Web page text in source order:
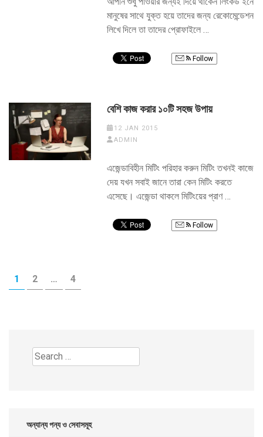
মানুষের সাথে যুক্ত হয়ে তাদের জন্য রেকোমেন্ডেশন
লিখে দিলে তা তাদের প্রোফাইলে …
Follow
বেশি কাজ করার ১০টি সহজ উপায়
12 JAN 2015
ADMIN
এজেন্ডাবিহীন মিটিং পরিহার করুন মিটিং তখনই কাজে
দেয় যখন সবাই জানে তারা কেন মিটিং করতে
এসেছে। এজেন্ডা থাকলে মিটিংয়ের প্রাণ …
Follow
Posts
pagination
PAGE
1 PAGE
2 … PAGE
4
Search
for:
অন্যান্য পন্য ও সেবাসমূহ